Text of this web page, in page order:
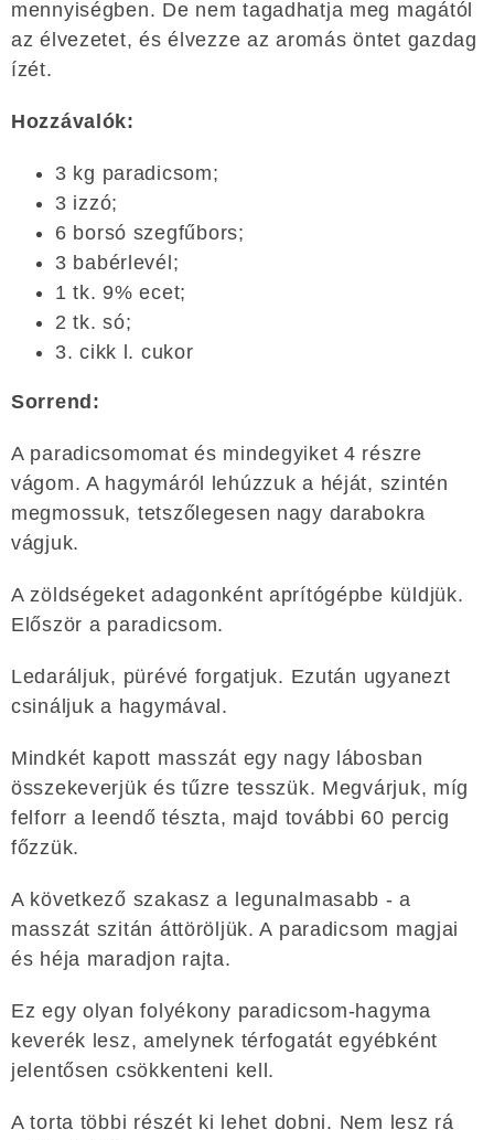
mennyiségben. De nem tagadhatja meg magától
az élvezetet, és élvezze az aromás öntet gazdag
ízét.
Hozzávalók:
3 kg paradicsom;
3 izzó;
6 borsó szegfűbors;
3 babérlevél;
1 tk. 9% ecet;
2 tk. só;
3. cikk l. cukor
Sorrend:
A paradicsomomat és mindegyiket 4 részre
vágom. A hagymáról lehúzzuk a héját, szintén
megmossuk, tetszőlegesen nagy darabokra
vágjuk.
A zöldségeket adagonként aprítógépbe küldjük.
Először a paradicsom.
Ledaráljuk, pürévé forgatjuk. Ezután ugyanezt
csináljuk a hagymával.
Mindkét kapott masszát egy nagy lábosban
összekeverjük és tűzre tesszük. Megvárjuk, míg
felforr a leendő tészta, majd további 60 percig
főzzük.
A következő szakasz a legunalmasabb - a
masszát szitán áttöröljük. A paradicsom magjai
és héja maradjon rajta.
Ez egy olyan folyékony paradicsom-hagyma
keverék lesz, amelynek térfogatát egyébként
jelentősen csökkenteni kell.
A torta többi részét ki lehet dobni. Nem lesz rá